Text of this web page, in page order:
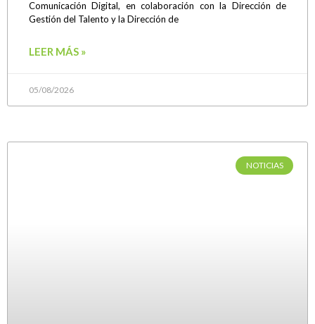
Comunicación Digital, en colaboración con la Dirección de
Gestión del Talento y la Dirección de
LEER MÁS »
05/08/2026
NOTICIAS